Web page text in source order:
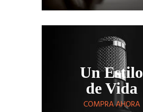
Un Estilo
de Vida
COMPRA AHORA